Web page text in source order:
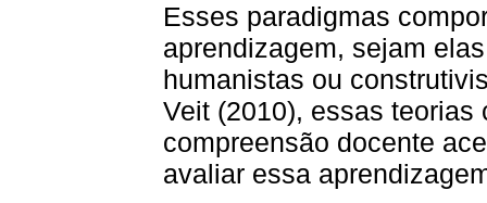
Esses paradigmas
aprendizagem, sejam
humanistas ou
Veit (2010), essas
compreensão docente
avaliar essa